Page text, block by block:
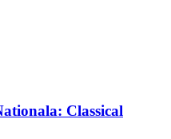
Classical